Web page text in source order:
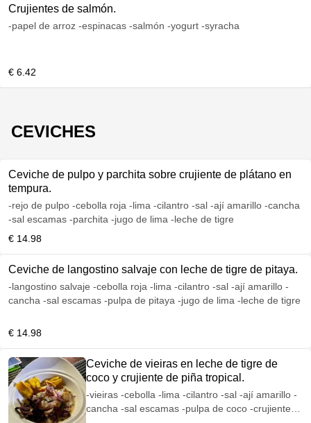
Crujientes de salmón.
-papel de arroz -espinacas -salmón -yogurt -syracha
€ 6.42
CEVICHES
Ceviche de pulpo y parchita sobre crujiente de plátano en
tempura.
-rejo de pulpo -cebolla roja -lima -cilantro -sal -ají amarillo -cancha
-sal escamas -parchita -jugo de lima -leche de tigre
€ 14.98
Ceviche de langostino salvaje con leche de tigre de pitaya.
-langostino salvaje -cebolla roja -lima -cilantro -sal -ají amarillo -
cancha -sal escamas -pulpa de pitaya -jugo de lima -leche de tigre
€ 14.98
Ceviche de vieiras en leche de tigre de
coco y crujiente de piña tropical.
-vieiras -cebolla -lima -cilantro -sal -ají amarillo -
cancha -sal escamas -pulpa de coco -crujiente